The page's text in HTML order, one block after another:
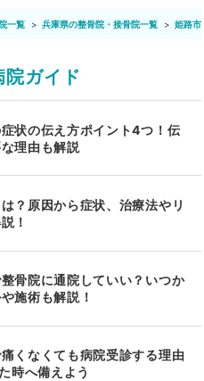
一覧 兵庫県の整骨院・接骨院一覧 姫路市
院ガイド
状の伝え方ポイント4つ！伝
理由も解説
？原因から症状、治療法やリ
！
骨院に通院していい？いつか
施術も解説！
くなくても病院受診する理由
時へ備えよう